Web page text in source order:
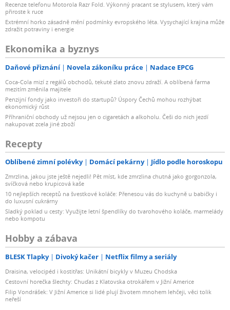
Recenze telefonu Motorola Razr Fold. Výkonný pracant se stylusem, který vám
přiroste k ruce
Extrémní horko zásadně mění podmínky evropského léta. Vysychající krajina může
zdražit potraviny i energie
Ekonomika a byznys
Daňové přiznání Novela zákoníku práce Nadace EPCG
Coca-Cola mizí z regálů obchodů, tekuté zlato znovu zdraží. A oblíbená farma
mezitím změnila majitele
Penzijní fondy jako investoři do startupů? Úspory Čechů mohou rozhýbat
ekonomický růst
Příhraniční obchody už nejsou jen o cigaretách a alkoholu. Češi do nich jezdí
nakupovat zcela jiné zboží
Recepty
Oblíbené zimní polévky Domácí pekárny Jídlo podle horoskopu
Zmrzlina, jakou jste ještě nejedli! Pět míst, kde zmrzlina chutná jako gorgonzola,
svíčková nebo krupicová kaše
10 nejlepších receptů na švestkové koláče: Přenesou vás do kuchyně u babičky i
do luxusní cukrárny
Sladký poklad u cesty: Využijte letní špendlíky do tvarohového koláče, marmelády
nebo kompotu
Hobby a zábava
BLESK Tlapky Divoký kačer Netflix filmy a seriály
Draisina, velocipéd i kostitřas: Unikátní bicykly v Muzeu Chodska
Cestovní horečka šlechty: Chuďas z Klatovska otrokářem v Jižní Americe
Filip Vondrášek: V Jižní Americe si lidé plují životem mnohem lehčeji, věci tolik
neřeší